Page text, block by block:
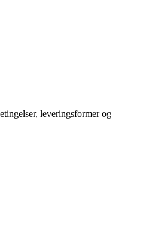
leveringsformer og